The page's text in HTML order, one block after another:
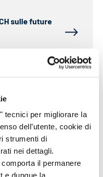
tecnici per migliorare la
dell’utente, cookie di
strumenti di
nei dettagli.
il permanere
e dunque la
sulle future
marittimo di
piombo